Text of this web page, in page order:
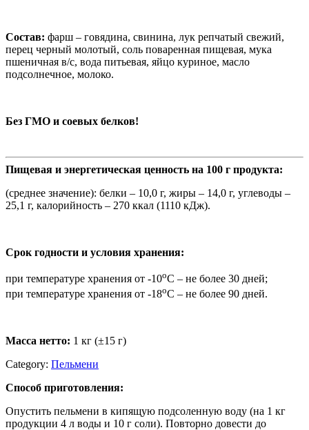
Состав: фарш – говядина, свинина, лук репчатый свежий,
перец черный молотый, соль поваренная пищевая, мука
пшеничная в/с, вода питьевая, яйцо куриное, масло
подсолнечное, молоко.
Без ГМО и соевых белков!
Пищевая и энергетическая ценность на 100 г продукта:
(среднее значение): белки – 10,0 г, жиры – 14,0 г, углеводы –
25,1 г, калорийность – 270 ккал (1110 кДж).
Срок годности и условия хранения:
при температуре хранения от -10оС – не более 30 дней;
при температуре хранения от -18оС – не более 90 дней.
Масса нетто: 1 кг (±15 г)
Category: Пельмени
Способ приготовления:
Опустить пельмени в кипящую подсоленную воду (на 1 кг
продукции 4 л воды и 10 г соли). Повторно довести до